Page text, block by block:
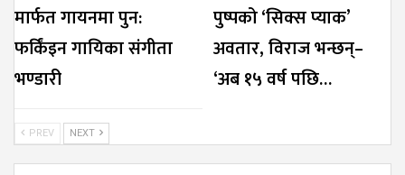
मार्फत गायनमा पुन:
फर्किंइन गायिका संगीता
भण्डारी
पुष्पको ‘सिक्स प्याक’
अवतार, विराज भन्छन्–
‘अब १५ वर्ष पछि…
PREV NEXT